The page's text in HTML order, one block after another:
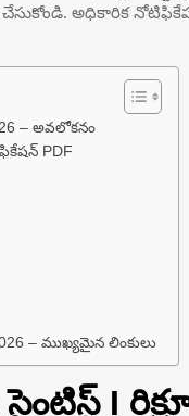
అధికారిక
– అవలోకనం
PDF
– ముఖ్యమైన లింకులు
సైంటిస్ట్ I